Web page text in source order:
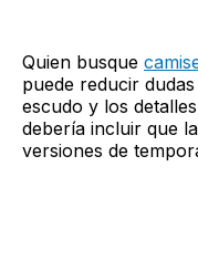
Quien busque
puede reducir
escudo y los
debería incluir que
versiones de